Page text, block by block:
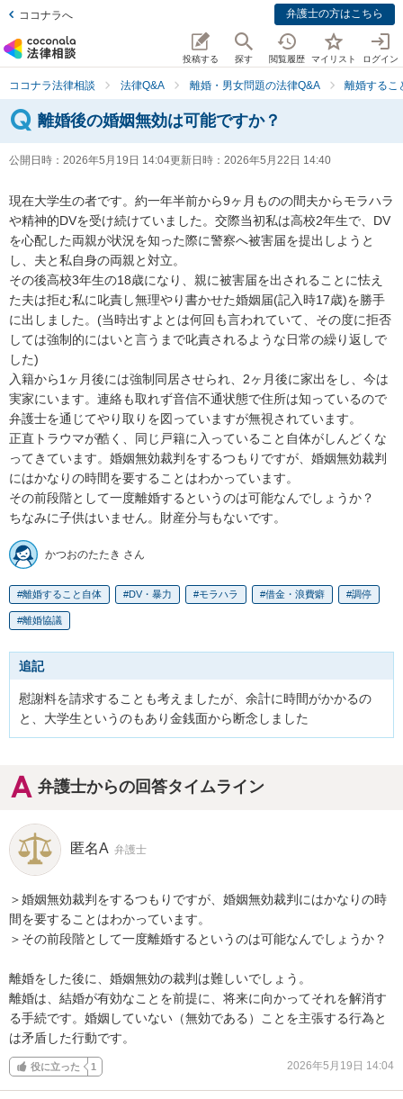
ココナラへ 弁護士の方はこちら
投稿する 探す 閲覧履歴 マイリスト ログイン
ココナラ法律相談 法律Q&A 離婚・男女問題の法律Q&A 離婚するこ
離婚後の婚姻無効は可能ですか？
公開日時： 2026年5月19日 14:04更新日時： 2026年5月22日 14:40
現在大学生の者です。約一年半前から9ヶ月ものの間夫からモラハラ
や精神的DVを受け続けていました。交際当初私は高校2年生で、DV
を心配した両親が状況を知った際に警察へ被害届を提出しようと
し、夫と私自身の両親と対立。
その後高校3年生の18歳になり、親に被害届を出されることに怯え
た夫は拒む私に叱責し無理やり書かせた婚姻届(記入時17歳)を勝手
に出しました。(当時出すよとは何回も言われていて、その度に拒否
しては強制的にはいと言うまで叱責されるような日常の繰り返しで
した)
入籍から1ヶ月後には強制同居させられ、2ヶ月後に家出をし、今は
実家にいます。連絡も取れず音信不通状態で住所は知っているので
弁護士を通じてやり取りを図っていますが無視されています。
正直トラウマが酷く、同じ戸籍に入っていること自体がしんどくな
ってきています。婚姻無効裁判をするつもりですが、婚姻無効裁判
にはかなりの時間を要することはわかっています。
その前段階として一度離婚するというのは可能なんでしょうか？
ちなみに子供はいません。財産分与もないです。
かつおのたたき さん
離婚すること自体 DV・暴力 モラハラ 借金・浪費癖 調停
離婚協議
追記
慰謝料を請求することも考えましたが、余計に時間がかかるの
と、大学生というのもあり金銭面から断念しました
弁護士からの回答タイムライン
匿名A 弁護士
＞婚姻無効裁判をするつもりですが、婚姻無効裁判にはかなりの時
間を要することはわかっています。
＞その前段階として一度離婚するというのは可能なんでしょうか？
離婚をした後に、婚姻無効の裁判は難しいでしょう。
離婚は、結婚が有効なことを前提に、将来に向かってそれを解消す
る手続です。婚姻していない（無効である）ことを主張する行為と
は矛盾した行動です。
役に立った 1 2026年5月19日 14:04